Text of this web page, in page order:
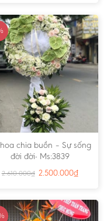
chia buồn – Sự sống
đời đời- Ms:3839
2.610.000₫ 2.500.000₫